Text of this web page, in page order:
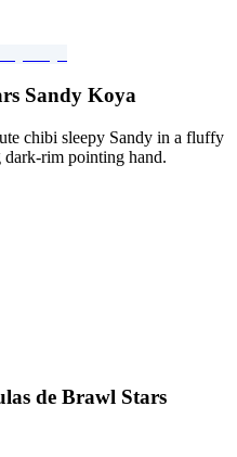
Sandy Koya
chibi sleepy Sandy in a fluffy
rim pointing hand.
de Brawl Stars